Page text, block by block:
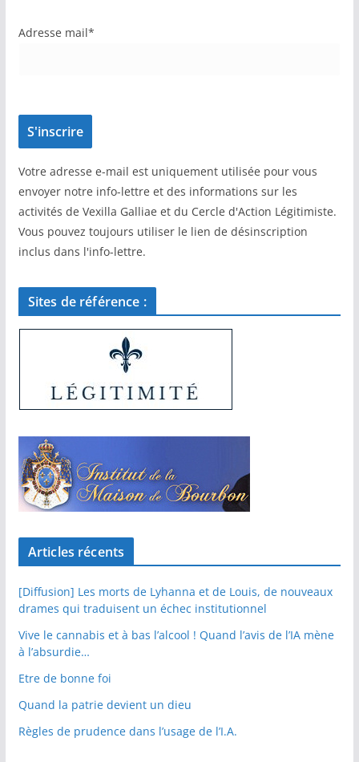
Adresse mail*
Votre adresse e-mail est uniquement utilisée pour vous
envoyer notre info-lettre et des informations sur les
activités de Vexilla Galliae et du Cercle d'Action Légitimiste.
Vous pouvez toujours utiliser le lien de désinscription
inclus dans l'info-lettre.
Sites de référence :
Articles récents
[Diffusion] Les morts de Lyhanna et de Louis, de nouveaux
drames qui traduisent un échec institutionnel
Vive le cannabis et à bas l’alcool ! Quand l’avis de l’IA mène
à l’absurdie…
Etre de bonne foi
Quand la patrie devient un dieu
Règles de prudence dans l’usage de l’I.A.